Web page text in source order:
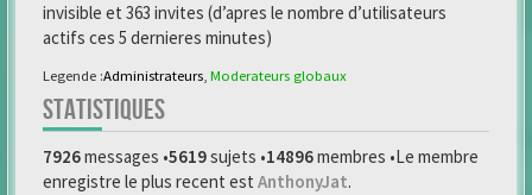
invisible et 363 invites (d’apres le nombre d’utilisateurs
actifs ces 5 dernieres minutes)
Legende :Administrateurs Moderateurs globaux
STATISTIQUES
7926messages •5619sujets •14896membres •Le membre
enregistre le plus recent est AnthonyJat.